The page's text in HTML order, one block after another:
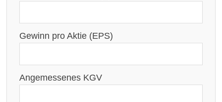
Gewinn pro Aktie (EPS)
Angemessenes KGV